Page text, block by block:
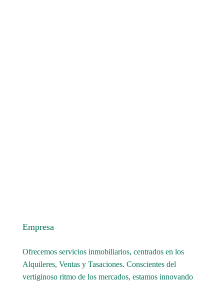
Empresa
Ofrecemos servicios inmobiliarios, centrados en los
Alquileres, Ventas y Tasaciones. Conscientes del
vertiginoso ritmo de los mercados, estamos innovando